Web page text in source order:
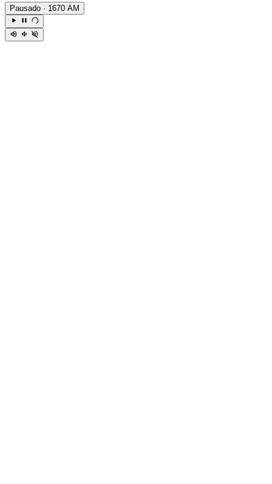
Pausado · 1670 AM